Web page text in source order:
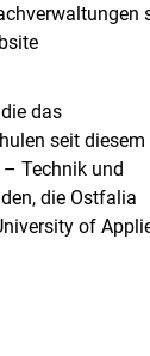
das
seit
Technik und
die Ostfalia
of